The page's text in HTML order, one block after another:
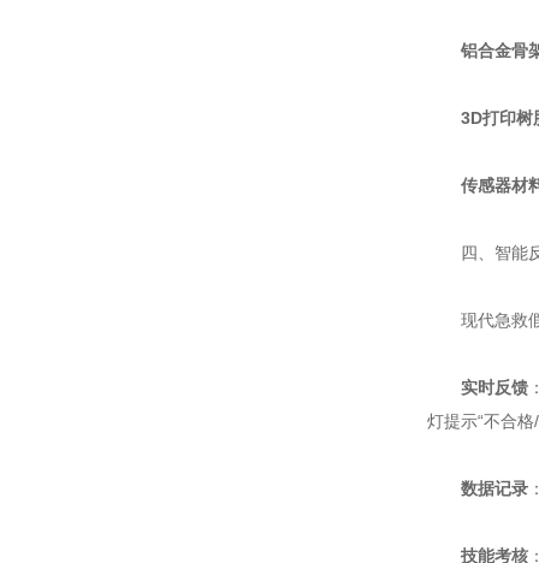
铝合金骨
3D打印树
传感器材
四、智能反
现代急救
实时反馈
灯提示“不合
数据记录
技能考核